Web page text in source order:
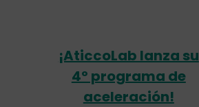
¡AticcoLab lanza su
4º programa de
aceleración!